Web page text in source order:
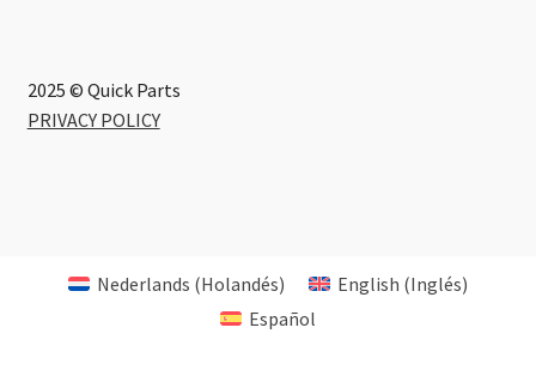
2025 © Quick Parts
PRIVACY POLICY
Nederlands (Holandés) English (Inglés)
Español